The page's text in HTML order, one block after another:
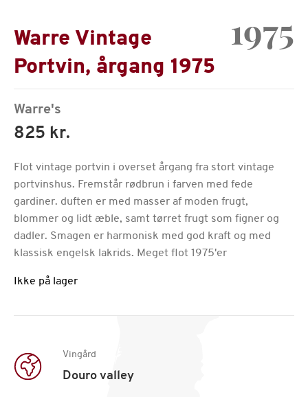
Warre Vintage
Portvin, årgang 1975
1975
Warre's
825 kr.
Flot vintage portvin i overset årgang fra stort vintage
portvinshus. Fremstår rødbrun i farven med fede
gardiner. duften er med masser af moden frugt,
blommer og lidt æble, samt tørret frugt som figner og
dadler. Smagen er harmonisk med god kraft og med
klassisk engelsk lakrids. Meget flot 1975'er
Ikke på lager
Vingård
Douro valley